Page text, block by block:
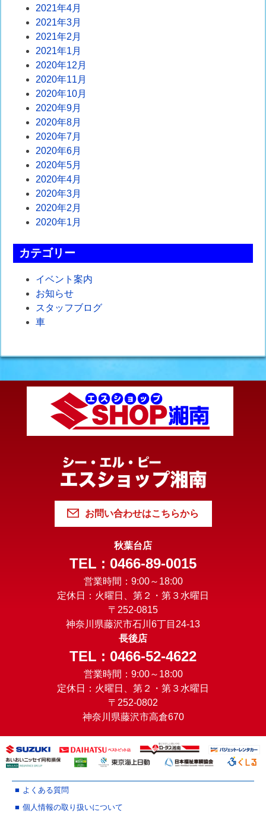
2021年4月
2021年3月
2021年2月
2021年1月
2020年12月
2020年11月
2020年10月
2020年9月
2020年8月
2020年7月
2020年6月
2020年5月
2020年4月
2020年3月
2020年2月
2020年1月
カテゴリー
イベント案内
お知らせ
スタッフブログ
車
お問い合わせはこちらから
秋葉台店
TEL : 0466-89-0015
営業時間：9:00～18:00
定休日：火曜日、第２・第３水曜日
〒252-0815
神奈川県藤沢市石川6丁目24-13
長後店
TEL : 0466-52-4622
営業時間：9:00～18:00
定休日：火曜日、第２・第３水曜日
〒252-0802
神奈川県藤沢市高倉670
よくある質問
個人情報の取り扱いについて